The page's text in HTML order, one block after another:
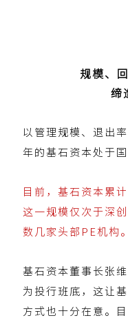
规模、
缔
以管理规模、退出
年的基石资本处于
目前，基石资本累
这一规模仅次于深
数几家头部PE机构。
基石资本董事长张
为投行班底，这让
方式也十分在意。